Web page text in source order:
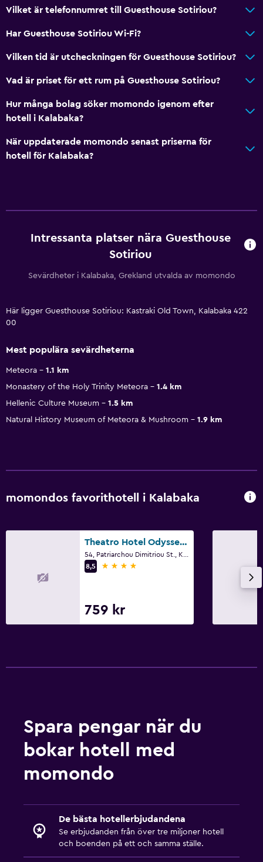
Vilket är telefonnumret till Guesthouse Sotiriou?
Har Guesthouse Sotiriou Wi-Fi?
Vilken tid är utcheckningen för Guesthouse Sotiriou?
Vad är priset för ett rum på Guesthouse Sotiriou?
Hur många bolag söker momondo igenom efter
hotell i Kalabaka?
När uppdaterade momondo senast priserna för
hotell för Kalabaka?
Intressanta platser nära Guesthouse
Sotiriou
Sevärdheter i Kalabaka, Grekland utvalda av momondo
Här ligger Guesthouse Sotiriou: Kastraki Old Town, Kalabaka 422
00
Mest populära sevärdheterna
Meteora
1.1 km
Monastery of the Holy Trinity Meteora
1.4 km
Hellenic Culture Museum
1.5 km
Natural History Museum of Meteora & Mushroom
1.9 km
momondos favorithotell i Kalabaka
Theatro Hotel Odysseon
8,5
4 stjärnor
759 kr
Spara pengar när du
bokar hotell med
momondo
De bästa hotellerbjudandena
Se erbjudanden från över tre miljoner hotell
och boenden på ett och samma ställe.